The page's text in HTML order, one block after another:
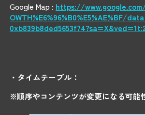
Google Map : https://
OWTH%E6%96%B0%E5%AE%BF/
・タイムテーブル：
※順序やコンテンツが変更になる可能